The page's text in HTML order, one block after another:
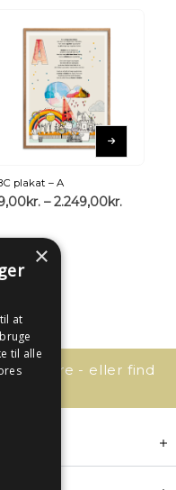
plakat – A
kr. – 2.249,00kr.
os bare - eller find
×
at
til alle